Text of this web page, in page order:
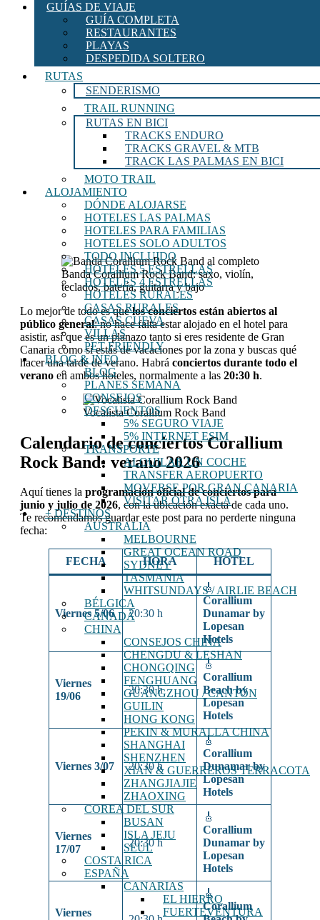
GUÍAS DE VIAJE
GUÍA COMPLETA
RESTAURANTES
PLAYAS
DESPEDIDA SOLTERO
RUTAS
SENDERISMO
TRAIL RUNNING
RUTAS EN BICI
TRACKS ENDURO
TRACKS GRAVEL & MTB
TRACK LAS PALMAS EN BICI
MOTO TRAIL
ALOJAMIENTO
DÓNDE ALOJARSE
HOTELES LAS PALMAS
HOTELES PARA FAMILIAS
HOTELES SOLO ADULTOS
TODO INCLUIDO
HOTELES 5 ESTRELLAS
HOTELES 4 ESTRELLAS
HOTELES RURALES
CASAS RURALES
CASAS CUEVA
VILLAS
PET FRIENDLY
BLOG & INFO
BLOG
PLANES SEMANA
CONSEJOS
DESCUENTOS
5% SEGURO VIAJE
5% INTERNET ESIM
TRANSPORTE
ALQUILAR UN COCHE
TRANSFER AEROPUERTO
MOVERSE POR GRAN CANARIA
VISITAR OTRA ISLA
+ DESTINOS
AUSTRALIA
MELBOURNE
GREAT OCEAN ROAD
SYDNEY
TASMANIA
WHITSUNDAYS / AIRLIE BEACH
BÉLGICA
CANADÁ
CHINA
CONSEJOS CHINA
CHENGDU & LESHAN
CHONGQING
FENGHUANG
GUANGZHOU / CANTÓN
GUILIN
HONG KONG
PEKIN & MURALLA CHINA
SHANGHAI
SHENZHEN
XIAN & GUERREROS TERRACOTA
ZHANGJIAJIE
ZHAOXING
COREA DEL SUR
BUSAN
ISLA JEJU
SEÚL
COSTA RICA
ESPAÑA
CANARIAS
EL HIERRO
FUERTEVENTURA
Banda Corallium Rock Band: saxo, violín,
teclados, batería, guitarra y bajo
Lo mejor de todo es quelos conciertos están abiertos al
público general: no hace falta estar alojado en el hotel para
asistir, así que es un planazo tanto si eres residente de Gran
Canaria como si estás de vacaciones por la zona y buscas qué
hacer una tarde de verano. Habrá conciertos durante todo el
verano en ambos hoteles, normalmente a las 20:30 h.
Vocalista Corallium Rock Band
Calendario de conciertos Corallium
Rock Band: verano 2026
Aquí tienes la programación oficial de conciertos para
junio y julio de 2026, con la ubicación exacta de cada uno.
Te recomendamos guardar este post para no perderte ninguna
fecha:
FECHA HORA HOTEL
Viernes 5/06 20:30 h
🎸
Corallium
Dunamar by
Lopesan
Hotels
Viernes
19/06
20:30 h
🎸
Corallium
Beach by
Lopesan
Hotels
Viernes 3/07 20:30 h
🎸
Corallium
Dunamar by
Lopesan
Hotels
Viernes
17/07
20:30 h
🎸
Corallium
Dunamar by
Lopesan
Hotels
Viernes
🎸
Corallium